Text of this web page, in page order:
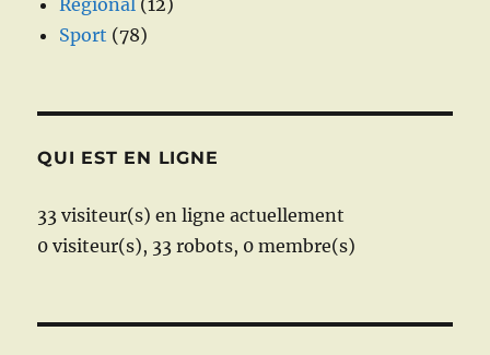
Sport (78)
QUI EST EN LIGNE
33 visiteur(s) en ligne actuellement
0 visiteur(s), 33 robots, 0 membre(s)